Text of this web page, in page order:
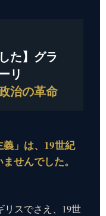
た】グラ
リ
治の革命
」は、19世紀
せんでした。
リスでさえ、19世